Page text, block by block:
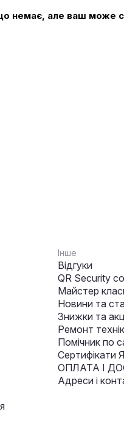
що немає, але ваш може
Інше
Відгуки
QR Security
Майстер
Новини та
Знижки та
Ремонт
Помічник по
Сертифікати
ОПЛАТА І
Адреси і